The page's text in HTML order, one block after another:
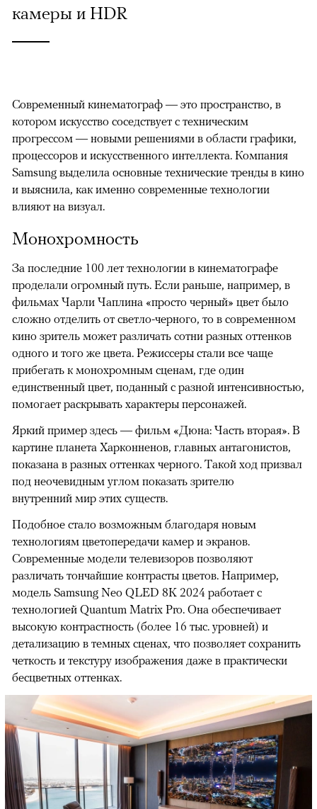
камеры и HDR
Современный кинематограф — это пространство, в
котором искусство соседствует с техническим
прогрессом — новыми решениями в области графики,
процессоров и искусственного интеллекта. Компания
Samsung выделила основные технические тренды в кино
и выяснила, как именно современные технологии
влияют на визуал.
Монохромность
За последние 100 лет технологии в кинематографе
проделали огромный путь. Если раньше, например, в
фильмах Чарли Чаплина «просто черный» цвет было
сложно отделить от светло-черного, то в современном
кино зритель может различать сотни разных оттенков
одного и того же цвета. Режиссеры стали все чаще
прибегать к монохромным сценам, где один
единственный цвет, поданный с разной интенсивностью,
помогает раскрывать характеры персонажей.
Яркий пример здесь — фильм «Дюна: Часть вторая». В
картине планета Харконненов, главных антагонистов,
показана в разных оттенках черного. Такой ход призвал
под неочевидным углом показать зрителю
внутренний мир этих существ.
Подобное стало возможным благодаря новым
технологиям цветопередачи камер и экранов.
Современные модели телевизоров позволяют
различать тончайшие контрасты цветов. Например,
модель Samsung Neo QLED 8K 2024 работает с
технологией Quantum Matrix Pro. Она обеспечивает
высокую контрастность (более 16 тыс. уровней) и
детализацию в темных сценах, что позволяет сохранить
четкость и текстуру изображения даже в практически
бесцветных оттенках.